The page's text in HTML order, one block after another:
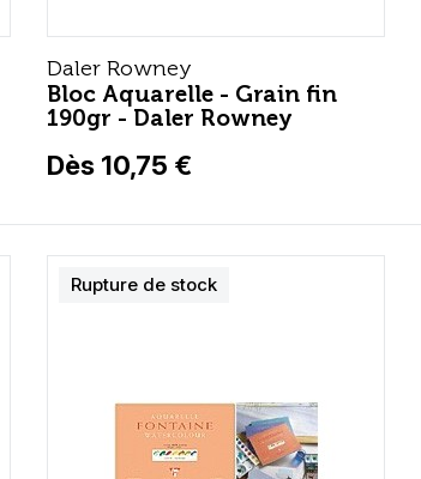
Daler Rowney
Bloc Aquarelle - Grain fin
190gr - Daler Rowney
Dès 10,75 €
Rupture de stock